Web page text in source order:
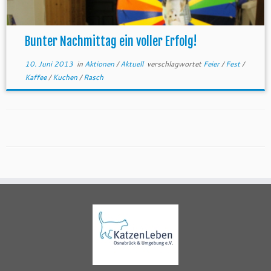
Bunter Nachmittag ein voller Erfolg!
10. Juni 2013in Aktionen/Aktuell verschlagwortetFeier/Fest/
Kaffee/Kuchen/Rasch